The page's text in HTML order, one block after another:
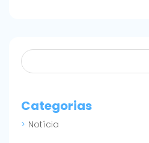
Categorias
Notícia